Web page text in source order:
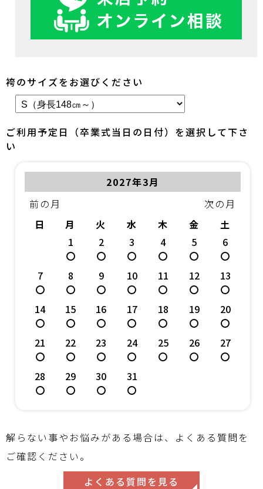
袴のサイズをお選びください
ご利用予定日（卒業式当日の日付）を選択して下さ
い
2027年3月
前の月
次の月
日
月 火 水 木 金
土
1
2 3 4 5 6
7 8 9 10 11 12 13
14 15 16 17 18 19 20
21 22 23 24 25 26 27
28 29 30 31
解らない事やお悩みがある場合は、よくある質問を
ご確認ください。
よくある質問を見る